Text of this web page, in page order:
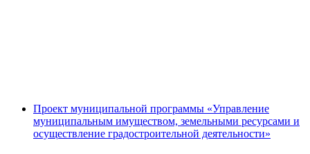
Проект муниципальной программы «Управление
муниципальным имуществом, земельными ресурсами и
осуществление градостроительной деятельности»